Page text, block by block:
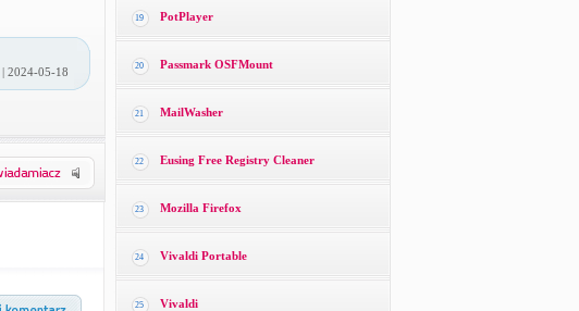
2024-05-18
19 PotPlayer
20 Passmark OSFMount
21 MailWasher
22 Eusing Free Registry Cleaner
23 Mozilla Firefox
24 Vivaldi Portable
25 Vivaldi